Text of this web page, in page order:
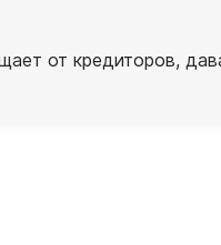
от кредиторов,